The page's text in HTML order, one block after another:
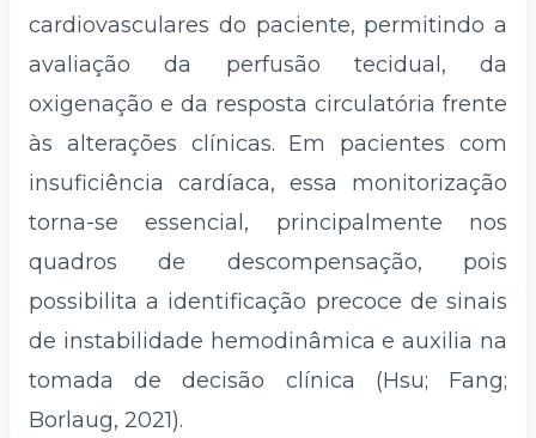
cardiovasculares do paciente, permitindo a
avaliação da perfusão tecidual, da
oxigenação e da resposta circulatória frente
às alterações clínicas. Em pacientes com
insuficiência cardíaca, essa monitorização
torna-se essencial, principalmente nos
quadros de descompensação, pois
possibilita a identificação precoce de sinais
de instabilidade hemodinâmica e auxilia na
tomada de decisão clínica (Hsu; Fang;
Borlaug, 2021).